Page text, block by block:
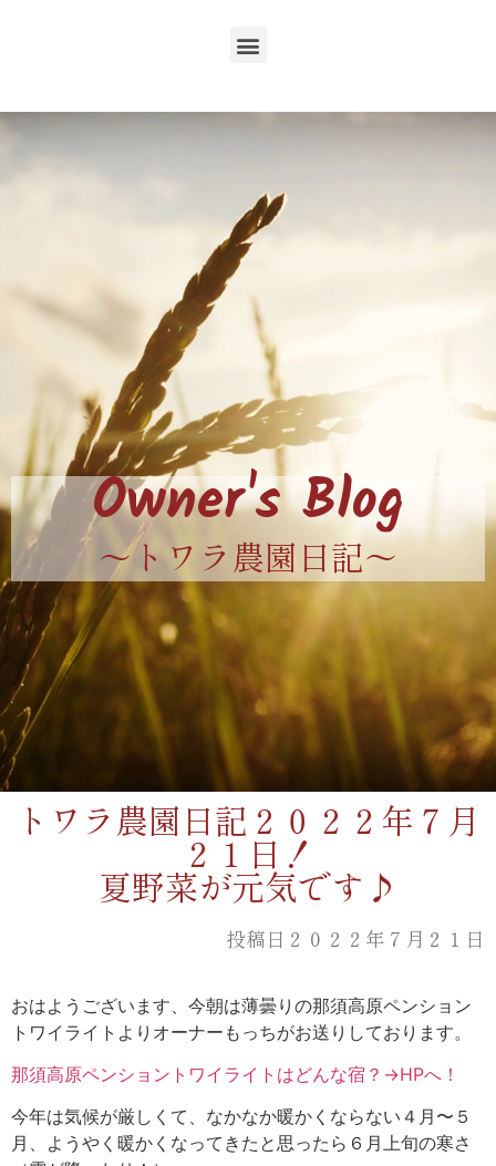
Owner's Blog
〜トワラ農園日記〜
トワラ農園日記２０２２年７月
２１日！
夏野菜が元気です♪
投稿日２０２２年７月２１日
おはようございます、今朝は薄曇りの那須高原ペンション
トワイライトよりオーナーもっちがお送りしております。
那須高原ペンショントワイライトはどんな宿？→HPへ！
今年は気候が厳しくて、なかなか暖かくならない４月〜５
月、ようやく暖かくなってきたと思ったら６月上旬の寒さ